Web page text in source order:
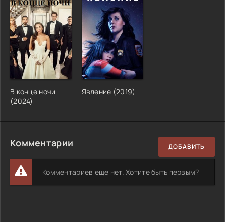
В конце ночи
(2024)
Явление (2019)
Комментарии ДОБАВИТЬ
Комментариев еще нет. Хотите быть первым?